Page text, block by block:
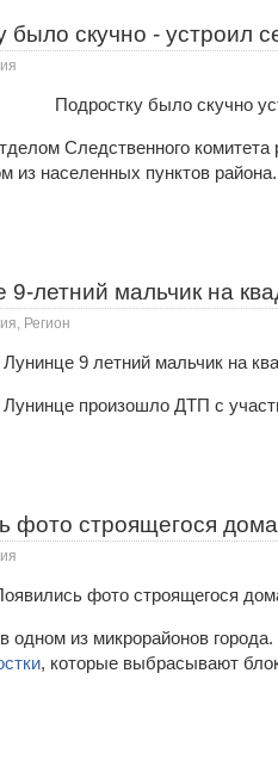
было скучно - устроил
Следственного комитета
из населенных пунктов района.
9-летний мальчик на
Регион
произошло ДТП с
фото строящегося
одном из микрорайонов
, которые выбрасывают